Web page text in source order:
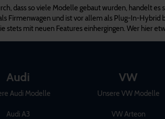
dass so viele Modelle gebaut wurden, handelt
Firmenwagen und ist vor allem als Plug-In-
mit neuen Features einhergingen. Wer hier
Audi
Audi Modelle
Audi A3
VW
Unsere VW Modelle
VW Arteon